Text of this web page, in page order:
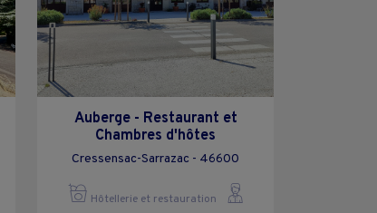
Auberge - Restaurant et
Chambres d'hôtes
Cressensac-Sarrazac - 46600
Hôtellerie et restauration